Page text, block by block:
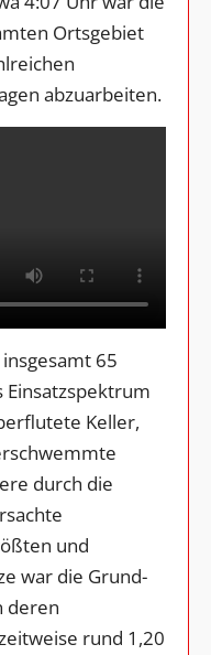
Ortsgebiet
abzuarbeiten.
65
Einsatzspektrum
Keller,
durch die
und
war die Grund-
deren
rund 1,20